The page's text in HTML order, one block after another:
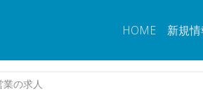
HOME 新規
の求人